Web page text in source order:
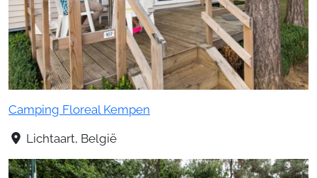
Camping Floreal Kempen
Lichtaart, België